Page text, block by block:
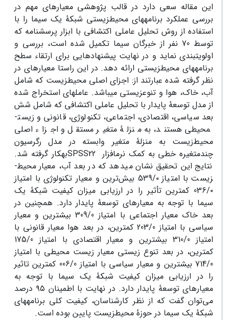
این مقاله سعی دارد در قالب پژوهشی معیارهای مهم در
بررسی عملکرد برنامه­های محیط­زیستی شبکۀ یک سیما را با
استفاده از روش تحلیل عاملی اکتشافی با ابزار پرسشنامه که
توسط 70 نفر از خبرگان سیما تکمیل شده است، بررسی و
اولویت­بندی نماید و در نهایت پیشنهادهایی برای ارتقاء سطح
برنامه­های محیط­زیستی ارائه دهد. در این راستا معیارهای در
نظر گرفته شده عبارتند از: اجزای اصلی محیط­زیست که شامل
آب، خاک، هوا و تنوع­زیستی می­باشد. عامل­های استخراج شده
از مدل توسعۀ پایدار با تحلیل عاملی اکتشافی که شامل شش
بعد سیاسی، اقتصادی، اجتماعی، تکنولوژی، قانونی و زیست­
محیطی هستند، به منزلۀ متغیر مستقل و اجزاء اصلی
محیط‌زیست به منزلۀ متغیر وابسته در مدل رگرسیون
چندمتغیره خطی به کمک نرم­افزار SPSS22به­کار گرفته شد.
نتایج این تحقیق نشان می­دهد که در بعد آب، ﻣﻌﻴﺎر محیط­
زیست ﺑﺎ اﻣﺘﻴﺎز 539/٠ ﺑﻴﺶﺗﺮﻳﻦ و ﻣﻌﻴﺎر تکنولوژی ﺑﺎ اﻣﺘﻴﺎز
036/٠ کمترﻳﻦ ﺗأﺛﻴﺮ را در ارزیابی میزان کیفیت شبکۀ یک
سیما با توجه به معیارهای توسعۀ پایدار دارد. همچنین در
بعد خاک معیار اجتماعی با امتیاز 309/0 بیشترین و معیار
سیاسی با امتیاز 203/0 کمترین، در بعد هوا معیار قانونی با
امتیاز 310/0 بیشترین و معیار اقتصادی با امتیاز 175/0
کمترین، در بعد تنوع زیستی معیار زیست محیطی با امتیاز
714/0 بیشترین و معیار سیاسی با امتیاز 006/0 کمترین ﺗﺎﺛﻴﺮ
را در ارزیابی میزان کیفیت شبکۀ یک سیما با توجه به
معیارهای توسعۀ پایدار دارد. در نهایت ﺑﺎ اﻃﻤﻴﻨﺎن ٩٥ درصد
ﻣﻰﺗﻮان ﮔﻔﺖ ﻛﻪ از ﻧﻈﺮ کارشناسان، کیفیت کلی برنامه­های
شبکۀ یک سیما در حوزۀ محیط­­زیست پایین بوده است.